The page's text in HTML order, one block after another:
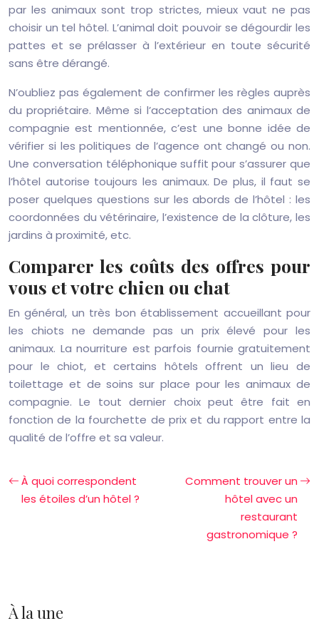
par les animaux sont trop strictes, mieux vaut ne pas
choisir un tel hôtel. L’animal doit pouvoir se dégourdir les
pattes et se prélasser à l’extérieur en toute sécurité
sans être dérangé.
N’oubliez pas également de confirmer les règles auprès
du propriétaire. Même si l’acceptation des animaux de
compagnie est mentionnée, c’est une bonne idée de
vérifier si les politiques de l’agence ont changé ou non.
Une conversation téléphonique suffit pour s’assurer que
l’hôtel autorise toujours les animaux. De plus, il faut se
poser quelques questions sur les abords de l’hôtel : les
coordonnées du vétérinaire, l’existence de la clôture, les
jardins à proximité, etc.
Comparer les coûts des offres pour
vous et votre chien ou chat
En général, un très bon établissement accueillant pour
les chiots ne demande pas un prix élevé pour les
animaux. La nourriture est parfois fournie gratuitement
pour le chiot, et certains hôtels offrent un lieu de
toilettage et de soins sur place pour les animaux de
compagnie. Le tout dernier choix peut être fait en
fonction de la fourchette de prix et du rapport entre la
qualité de l’offre et sa valeur.
À quoi correspondent
les étoiles d’un hôtel ?
Comment trouver un
hôtel avec un
restaurant
gastronomique ?
À la une